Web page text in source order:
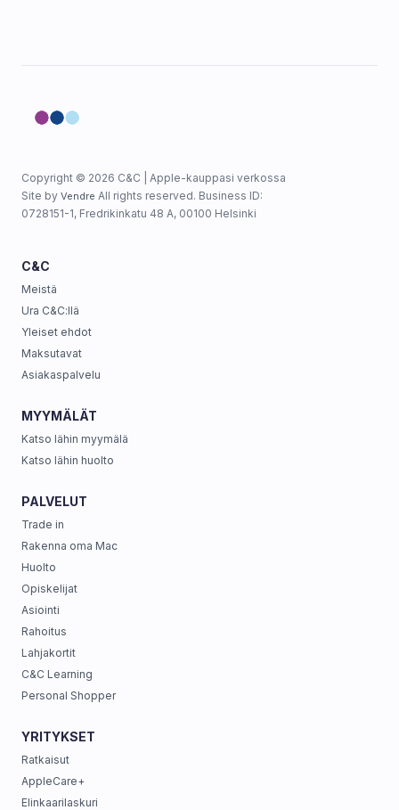
Copyright © 2026 C&C | Apple-kauppasi verkossa
Site by Vendre All rights reserved. Business ID:
0728151-1, Fredrikinkatu 48 A, 00100 Helsinki
C&C
Meistä
Ura C&C:llä
Yleiset ehdot
Maksutavat
Asiakaspalvelu
MYYMÄLÄT
Katso lähin myymälä
Katso lähin huolto
PALVELUT
Trade in
Rakenna oma Mac
Huolto
Opiskelijat
Asiointi
Rahoitus
Lahjakortit
C&C Learning
Personal Shopper
YRITYKSET
Ratkaisut
AppleCare+
Elinkaarilaskuri